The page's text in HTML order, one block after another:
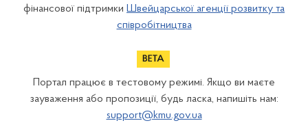
фінансової підтримки Швейцарської агенції розвитку та
співробітництва
Портал працює в тестовому режимі. Якщо ви маєте
зауваження або пропозиції, будь ласка, напишіть нам:
support@kmu.gov.ua